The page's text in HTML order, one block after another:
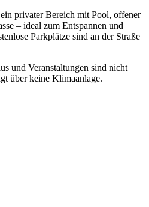
privater Bereich mit Pool, offener
– ideal zum Entspannen und
Parkplätze sind an der Straße
und Veranstaltungen sind nicht
über keine Klimaanlage.